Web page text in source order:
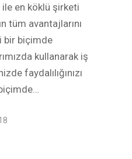
en köklü şirketi
tüm avantajlarını
bir biçimde
kullanarak iş
faydalılığınızı